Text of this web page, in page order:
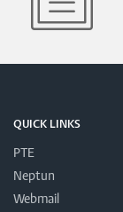
QUICK LINKS
PTE
Neptun
Webmail